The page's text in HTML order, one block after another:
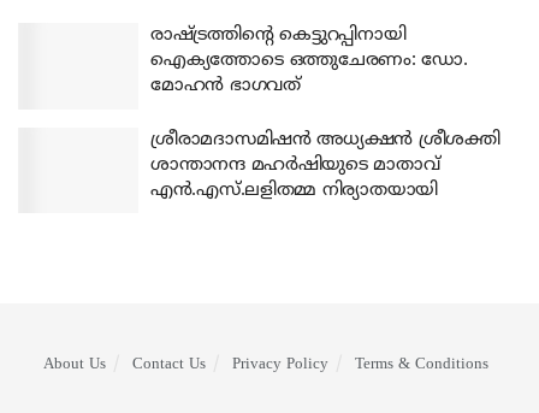
രാഷ്ട്രത്തിന്റെ കെട്ടുറപ്പിനായി
ഐക്യത്തോടെ ഒത്തുചേരണം: ഡോ.
മോഹന്‍ ഭാഗവത്
ശ്രീരാമദാസമിഷന്‍ അധ്യക്ഷന്‍ ശ്രീശക്തി
ശാന്താനന്ദ മഹര്‍ഷിയുടെ മാതാവ്
എന്‍.എസ്.ലളിതമ്മ നിര്യാതയായി
About Us Contact Us Privacy Policy Terms & Conditions